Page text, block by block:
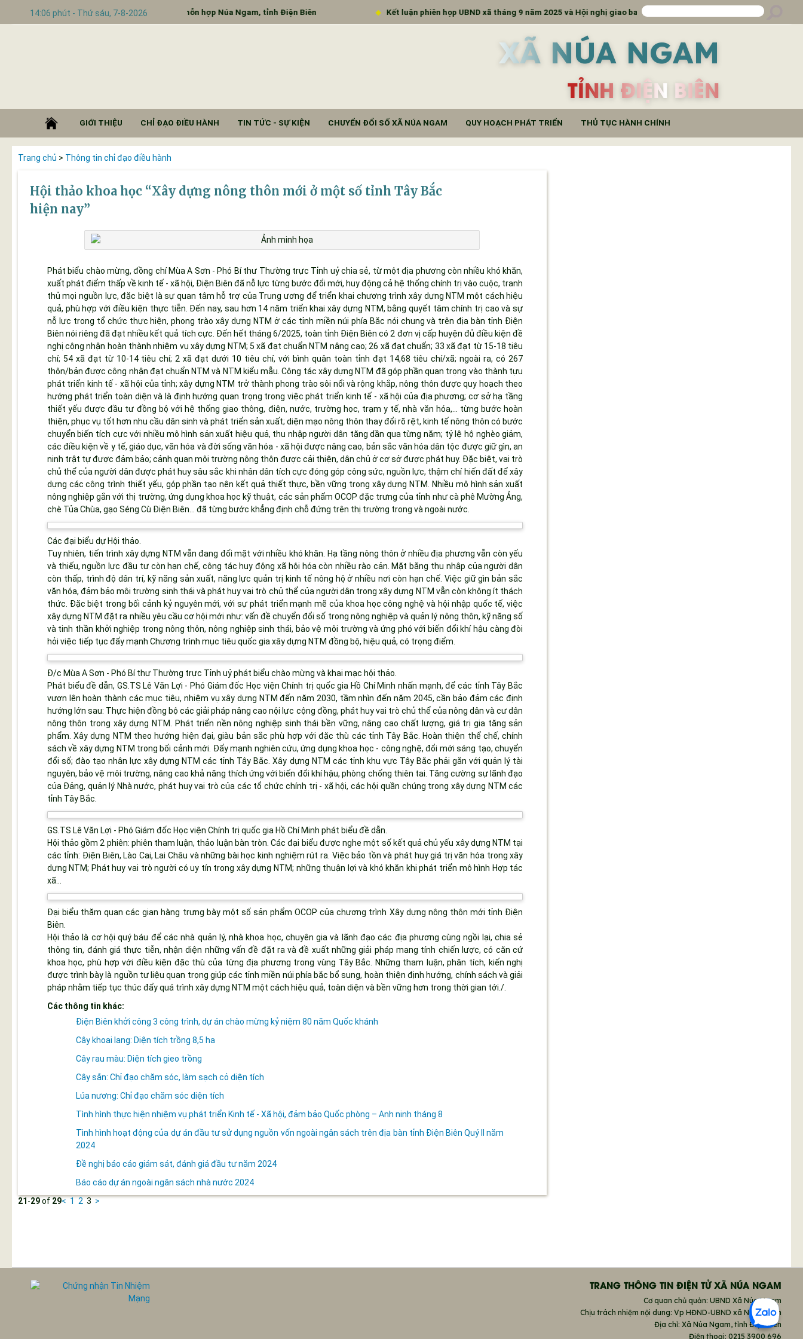
14:06 phút - Thứ sáu, 7-8-2026
nghị đầu tư thành lập Cụm công nghiệp hỗn hợp Núa Ngam, tỉnh Điện Biên Kết luận phiên họp UBND xã tháng 9 năm 2025 và Hội nghị giao ban Lịch công tác Tuần 39 của
XÃ NÚA NGAM
TỈNH ĐIỆN BIÊN
GIỚI THIỆU CHỈ ĐẠO ĐIỀU HÀNH TIN TỨC - SỰ KIỆN CHUYỂN ĐỔI SỐ XÃ NÚA NGAM QUY HOẠCH PHÁT TRIỂN THỦ TỤC HÀNH CHÍNH
Trang chủ > Thông tin chỉ đạo điều hành
Hội thảo khoa học “Xây dựng nông thôn mới ở một số tỉnh Tây Bắc
hiện nay”
Phát biểu chào mừng, đồng chí Mùa A Sơn - Phó Bí thư Thường trực Tỉnh uỷ chia sẻ, từ một địa phương còn nhiều khó khăn,
xuất phát điểm thấp về kinh tế - xã hội, Điện Biên đã nỗ lực từng bước đổi mới, huy động cả hệ thống chính trị vào cuộc, tranh
thủ mọi nguồn lực, đặc biệt là sự quan tâm hỗ trợ của Trung ương để triển khai chương trình xây dựng NTM một cách hiệu
quả, phù hợp với điều kiện thực tiễn. Đến nay, sau hơn 14 năm triển khai xây dựng NTM, bằng quyết tâm chính trị cao và sự
nỗ lực trong tổ chức thực hiện, phong trào xây dựng NTM ở các tỉnh miền núi phía Bắc nói chung và trên địa bàn tỉnh Điện
Biên nói riêng đã đạt nhiều kết quả tích cực. Đến hết tháng 6/2025, toàn tỉnh Điện Biên có 2 đơn vị cấp huyện đủ điều kiện đề
nghị công nhận hoàn thành nhiệm vụ xây dựng NTM; 5 xã đạt chuẩn NTM nâng cao; 26 xã đạt chuẩn; 33 xã đạt từ 15-18 tiêu
chí; 54 xã đạt từ 10-14 tiêu chí; 2 xã đạt dưới 10 tiêu chí, với bình quân toàn tỉnh đạt 14,68 tiêu chí/xã; ngoài ra, có 267
thôn/bản được công nhận đạt chuẩn NTM và NTM kiểu mẫu. Công tác xây dựng NTM đã góp phần quan trọng vào thành tựu
phát triển kinh tế - xã hội của tỉnh; xây dựng NTM trở thành phong trào sôi nổi và rộng khắp, nông thôn được quy hoạch theo
hướng phát triển toàn diện và là định hướng quan trọng trong việc phát triển kinh tế - xã hội của địa phương; cơ sở hạ tầng
thiết yếu được đầu tư đồng bộ với hệ thống giao thông, điện, nước, trường học, trạm y tế, nhà văn hóa,... từng bước hoàn
thiện, phục vụ tốt hơn nhu cầu dân sinh và phát triển sản xuất; diện mạo nông thôn thay đổi rõ rệt, kinh tế nông thôn có bước
chuyển biến tích cực với nhiều mô hình sản xuất hiệu quả, thu nhập người dân tăng dần qua từng năm; tỷ lệ hộ nghèo giảm,
các điều kiện về y tế, giáo dục, văn hóa và đời sống văn hóa - xã hội được nâng cao, bản sắc văn hóa dân tộc được giữ gìn, an
ninh trật tự được đảm bảo; cảnh quan môi trường nông thôn được cải thiện, dân chủ ở cơ sở được phát huy. Đặc biệt, vai trò
chủ thể của người dân được phát huy sâu sắc khi nhân dân tích cực đóng góp công sức, nguồn lực, thậm chí hiến đất để xây
dựng các công trình thiết yếu, góp phần tạo nên kết quả thiết thực, bền vững trong xây dựng NTM. Nhiều mô hình sản xuất
nông nghiệp gắn với thị trường, ứng dụng khoa học kỹ thuật, các sản phẩm OCOP đặc trưng của tỉnh như cà phê Mường Ảng,
chè Tủa Chùa, gạo Séng Cù Điện Biên… đã từng bước khẳng định chỗ đứng trên thị trường trong và ngoài nước.
Các đại biểu dự Hội thảo.
Tuy nhiên, tiến trình xây dựng NTM vẫn đang đối mặt với nhiều khó khăn. Hạ tầng nông thôn ở nhiều địa phương vẫn còn yếu
và thiếu, nguồn lực đầu tư còn hạn chế, công tác huy động xã hội hóa còn nhiều rào cản. Mặt bằng thu nhập của người dân
còn thấp, trình độ dân trí, kỹ năng sản xuất, năng lực quản trị kinh tế nông hộ ở nhiều nơi còn hạn chế. Việc giữ gìn bản sắc
văn hóa, đảm bảo môi trường sinh thái và phát huy vai trò chủ thể của người dân trong xây dựng NTM vẫn còn không ít thách
thức. Đặc biệt trong bối cảnh kỷ nguyên mới, với sự phát triển mạnh mẽ của khoa học công nghệ và hội nhập quốc tế, việc
xây dựng NTM đặt ra nhiều yêu cầu cơ hội mới như: vấn đề chuyển đổi số trong nông nghiệp và quản lý nông thôn, kỹ năng số
và tinh thần khởi nghiệp trong nông thôn, nông nghiệp sinh thái, bảo vệ môi trường và ứng phó với biến đổi khí hậu càng đòi
hỏi việc tiếp tục đẩy mạnh Chương trình mục tiêu quốc gia xây dựng NTM đồng bộ, hiệu quả, có trọng điểm.
Đ/c Mùa A Sơn - Phó Bí thư Thường trực Tỉnh uỷ phát biểu chào mừng và khai mạc hội thảo.
Phát biểu đề dẫn, GS.TS Lê Văn Lợi - Phó Giám đốc Học viện Chính trị quốc gia Hồ Chí Minh nhấn mạnh, để các tỉnh Tây Bắc
vươn lên hoàn thành các mục tiêu, nhiệm vụ xây dựng NTM đến năm 2030, tầm nhìn đến năm 2045, cần bảo đảm các định
hướng lớn sau: Thực hiện đồng bộ các giải pháp nâng cao nội lực cộng đồng, phát huy vai trò chủ thể của nông dân và cư dân
nông thôn trong xây dựng NTM. Phát triển nền nông nghiệp sinh thái bền vững, nâng cao chất lượng, giá trị gia tăng sản
phẩm. Xây dựng NTM theo hướng hiện đại, giàu bản sắc phù hợp với đặc thù các tỉnh Tây Bắc. Hoàn thiện thể chế, chính
sách về xây dựng NTM trong bối cảnh mới. Đẩy mạnh nghiên cứu, ứng dụng khoa học - công nghệ, đổi mới sáng tạo, chuyển
đổi số; đào tạo nhân lực xây dựng NTM các tỉnh Tây Bắc. Xây dựng NTM các tỉnh khu vực Tây Bắc phải gắn với quản lý tài
nguyên, bảo vệ môi trường, nâng cao khả năng thích ứng với biến đổi khí hậu, phòng chống thiên tai. Tăng cường sự lãnh đạo
của Đảng, quản lý Nhà nước, phát huy vai trò của các tổ chức chính trị - xã hội, các hội quần chúng trong xây dựng NTM các
tỉnh Tây Bắc.
GS.TS Lê Văn Lợi - Phó Giám đốc Học viện Chính trị quốc gia Hồ Chí Minh phát biểu đề dẫn.
Hội thảo gồm 2 phiên: phiên tham luận, thảo luận bàn tròn. Các đại biểu được nghe một số kết quả chủ yếu xây dựng NTM tại
các tỉnh: Điện Biên, Lào Cai, Lai Châu và những bài học kinh nghiệm rút ra. Việc bảo tồn và phát huy giá trị văn hóa trong xây
dựng NTM; Phát huy vai trò người có uy tín trong xây dựng NTM; những thuận lợi và khó khăn khi phát triển mô hình Hợp tác
xã…
Đại biểu thăm quan các gian hàng trưng bày một số sản phẩm OCOP của chương trình Xây dựng nông thôn mới tỉnh Điện
Biên.
Hội thảo là cơ hội quý báu để các nhà quản lý, nhà khoa học, chuyên gia và lãnh đạo các địa phương cùng ngồi lại, chia sẻ
thông tin, đánh giá thực tiễn, nhận diện những vấn đề đặt ra và đề xuất những giải pháp mang tính chiến lược, có căn cứ
khoa học, phù hợp với điều kiện đặc thù của từng địa phương trong vùng Tây Bắc. Những tham luận, phân tích, kiến nghị
được trình bày là nguồn tư liệu quan trọng giúp các tỉnh miền núi phía bắc bổ sung, hoàn thiện định hướng, chính sách và giải
pháp nhằm tiếp tục thúc đẩy quá trình xây dựng NTM một cách hiệu quả, toàn diện và bền vững hơn trong thời gian tới./.
Các thông tin khác:
Điện Biên khởi công 3 công trình, dự án chào mừng kỷ niệm 80 năm Quốc khánh
Cây khoai lang: Diện tích trồng 8,5 ha
Cây rau màu: Diện tích gieo trồng
Cây sắn: Chỉ đạo chăm sóc, làm sạch cỏ diện tích
Lúa nương: Chỉ đạo chăm sóc diện tích
Tình hình thực hiện nhiệm vụ phát triển Kinh tế - Xã hội, đảm bảo Quốc phòng – Anh ninh tháng 8
Tình hình hoạt động của dự án đầu tư sử dụng nguồn vốn ngoài ngân sách trên địa bàn tỉnh Điện Biên Quý II năm
2024
Đề nghị báo cáo giám sát, đánh giá đầu tư năm 2024
Báo cáo dự án ngoài ngân sách nhà nước 2024
21-29of 29< 1 2 3 >
TRANG THÔNG TIN ĐIỆN TỬ XÃ NÚA NGAM
Cơ quan chủ quản: UBND Xã Núa Ngam
Chịu trách nhiệm nội dung: Vp HĐND-UBND xã Núa Ngam
Địa chỉ: Xã Núa Ngam, tỉnh Điện Biên
Điện thoại: 0215 3900 696